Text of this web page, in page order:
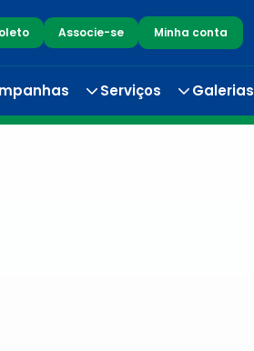
Associe-se Minha conta
Serviços Galerias